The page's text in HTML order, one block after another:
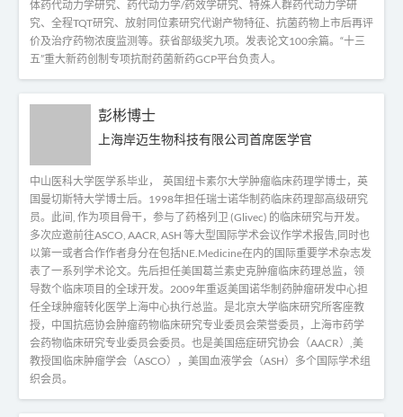
体药代动力学研究、药代动力学/药效学研究、特殊人群药代动力学研
究、全程TQT研究、放射同位素研究代谢产物特征、抗菌药物上市后再评
价及治疗药物浓度监测等。获省部级奖九项。发表论文100余篇。“十三
五”重大新药创制专项抗耐药菌新药GCP平台负责人。
彭彬博士
上海岸迈生物科技有限公司首席医学官
中山医科大学医学系毕业， 英国纽卡素尔大学肿瘤临床药理学博士，英
国曼切斯特大学博士后。1998年担任瑞士诺华制药临床药理部高级研究
员。此间, 作为项目骨干，参与了药格列卫 (Glivec) 的临床研究与开发。
多次应邀前往ASCO, AACR, ASH 等大型国际学术会议作学术报告,同时也
以第一或者合作作者身分在包括NE.Medicine在内的国际重要学术杂志发
表了一系列学术论文。先后担任美国葛兰素史克肿瘤临床药理总监，领
导数个临床项目的全球开发。2009年重返美国诺华制药肿瘤研发中心担
任全球肿瘤转化医学上海中心执行总监。是北京大学临床研究所客座教
授，中国抗癌协会肿瘤药物临床研究专业委员会荣誉委员，上海市药学
会药物临床研究专业委员会委员。也是美国癌症研究协会（AACR）,美
教授国临床肿瘤学会（ASCO），美国血液学会（ASH）多个国际学术组
织会员。